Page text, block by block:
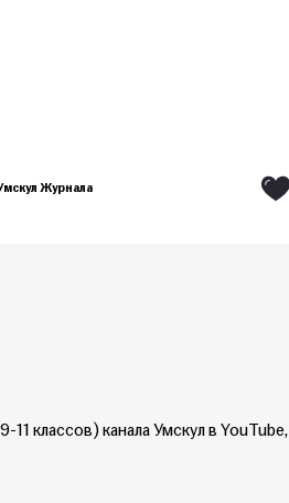
Журнала
классов) канала Умскул в YouTube,